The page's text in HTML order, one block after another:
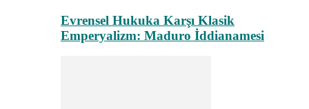
Evrensel Hukuka Karşı Klasik
Emperyalizm: Maduro İddianamesi